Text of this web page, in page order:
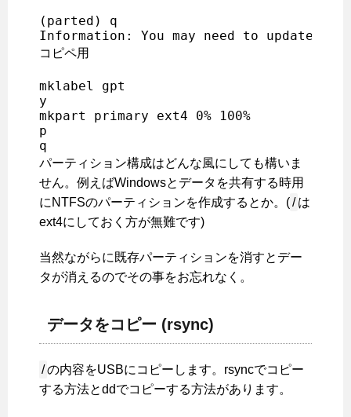
(parted) q
コピペ用
mklabel gpt
y
mkpart primary ext4 0% 100%
p
パーティション構成はどんな風にしても構いま
せん。例えばWindowsとデータを共有する時用
にNTFSのパーティションを作成するとか。(/ は
ext4にしておく方が無難です)
当然ながらに既存パーティションを消すとデー
タが消えるのでその事をお忘れなく。
データをコピー (rsync)
/の内容をUSBにコピーします。rsyncでコピー
する方法とddでコピーする方法があります。